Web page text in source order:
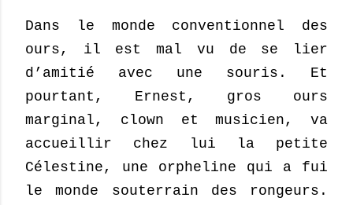
Dans le monde conventionnel des
ours, il est mal vu de se lier
d’amitié avec une souris. Et
pourtant, Ernest, gros ours
marginal, clown et musicien, va
accueillir chez lui la petite
Célestine, une orpheline qui a fui
le monde souterrain des rongeurs.